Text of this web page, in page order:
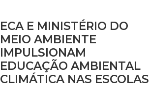
ECA E MINISTÉRIO DO
MEIO AMBIENTE
IMPULSIONAM
EDUCAÇÃO AMBIENTAL
CLIMÁTICA NAS ESCOLAS